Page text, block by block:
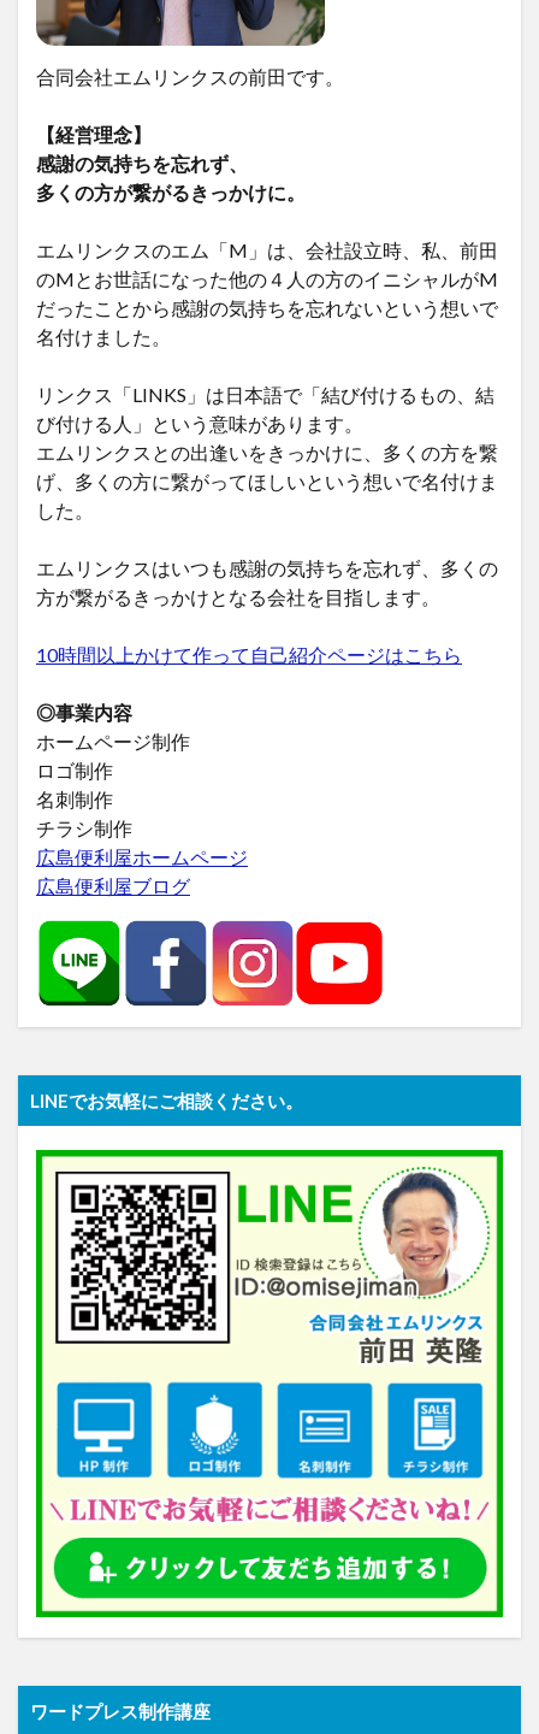
合同会社エムリンクスの前田です。
【経営理念】
感謝の気持ちを忘れず、
多くの方が繋がるきっかけに。
エムリンクスのエム「M」は、会社設立時、私、前田
のMとお世話になった他の４人の方のイニシャルがM
だったことから感謝の気持ちを忘れないという想いで
名付けました。
リンクス「LINKS」は日本語で「結び付けるもの、結
び付ける人」という意味があります。
エムリンクスとの出逢いをきっかけに、多くの方を繋
げ、多くの方に繋がってほしいという想いで名付けま
した。
エムリンクスはいつも感謝の気持ちを忘れず、多くの
方が繋がるきっかけとなる会社を目指します。
10時間以上かけて作って自己紹介ページはこちら
◎事業内容
ホームページ制作
ロゴ制作
名刺制作
チラシ制作
広島便利屋ホームページ
広島便利屋ブログ
LINEでお気軽にご相談ください。
ワードプレス制作講座